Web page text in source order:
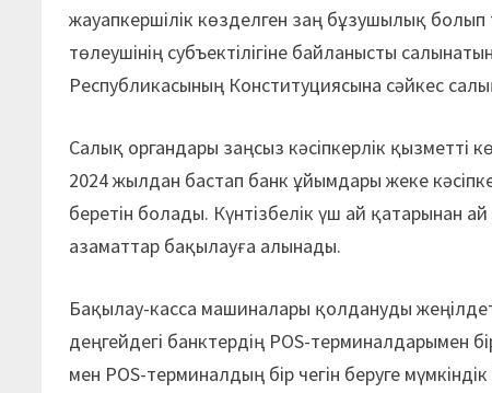
жауапкершілік көзделген заң бұзушылық
төлеушінің субъектілігіне байланысты
Республикасының Конституциясына сәйкес
Салық органдары заңсыз кәсіпкерлік қызметті
2024 жылдан бастап банк ұйымдары жеке
беретін болады. Күнтізбелік үш ай қатарынан
азаматтар бақылауға алынады.
Бақылау-касса машиналары қолдануды
деңгейдегі банктердің POS-терминалдарымен
мен POS-терминалдың бір чегін беруге